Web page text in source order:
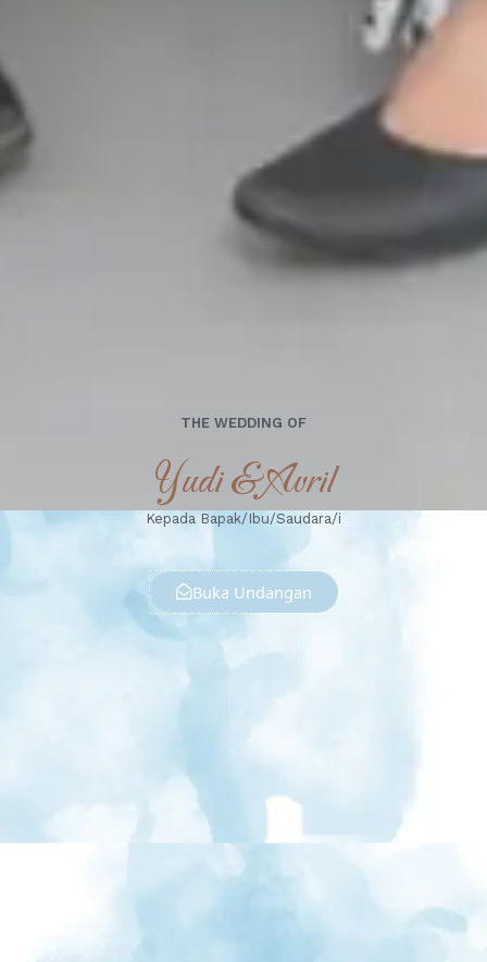
THE WEDDING OF
Yudi & Avril
Kepada Bapak/Ibu/Saudara/i
Buka Undangan